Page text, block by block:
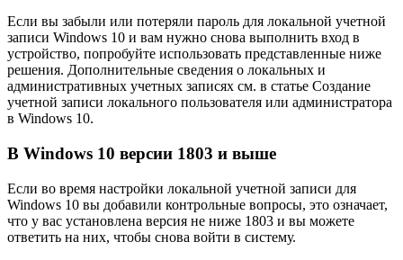
Если вы забыли или потеряли пароль для локальной учетной
записи Windows 10 и вам нужно снова выполнить вход в
устройство, попробуйте использовать представленные ниже
решения. Дополнительные сведения о локальных и
административных учетных записях см. в статье Создание
учетной записи локального пользователя или администратора
в Windows 10.
В Windows 10 версии 1803 и выше
Если во время настройки локальной учетной записи для
Windows 10 вы добавили контрольные вопросы, это означает,
что у вас установлена версия не ниже 1803 и вы можете
ответить на них, чтобы снова войти в систему.